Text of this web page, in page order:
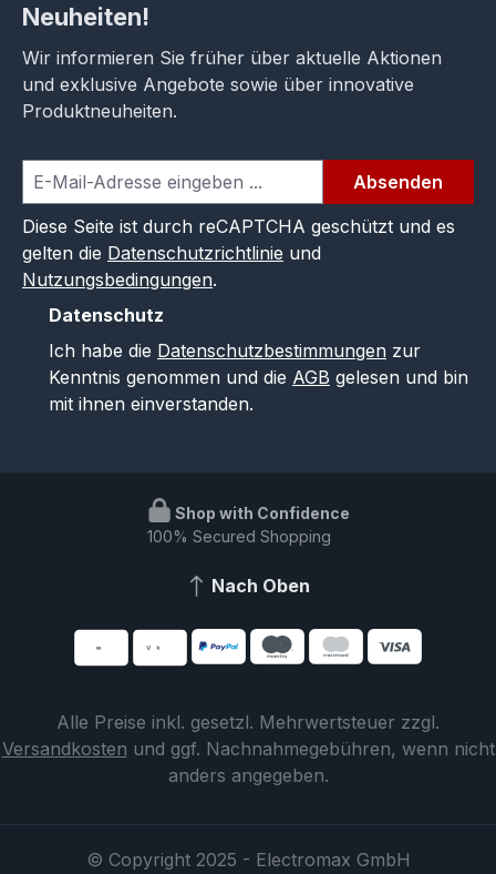
Neuheiten!
Wir informieren Sie früher über aktuelle Aktionen
und exklusive Angebote sowie über innovative
Produktneuheiten.
Absenden
Diese Seite ist durch reCAPTCHA geschützt und es
gelten die Datenschutzrichtlinie und
Nutzungsbedingungen.
Datenschutz
Ich habe die Datenschutzbestimmungen zur
Kenntnis genommen und die AGB gelesen und bin
mit ihnen einverstanden.
Shop with Confidence
100% Secured Shopping
Nach Oben
Alle Preise inkl. gesetzl. Mehrwertsteuer zzgl.
Versandkosten und ggf. Nachnahmegebühren, wenn nicht
anders angegeben.
© Copyright 2025 - Electromax GmbH